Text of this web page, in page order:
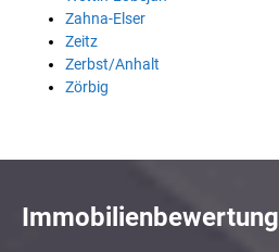
Zahna-Elser
Zeitz
Zerbst/Anhalt
Zörbig
Immobilienbewertung